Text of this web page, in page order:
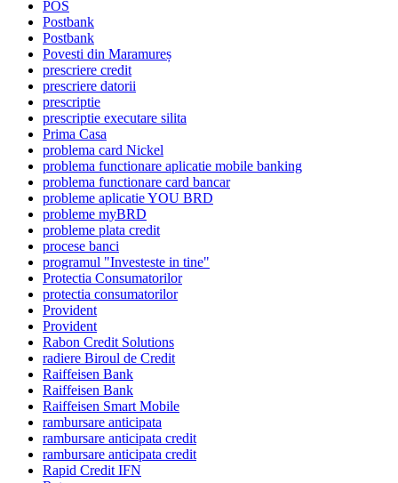
POS
Postbank
Postbank
Povesti din Maramureș
prescriere credit
prescriere datorii
prescriptie
prescriptie executare silita
Prima Casa
problema card Nickel
problema functionare aplicatie mobile banking
problema functionare card bancar
probleme aplicatie YOU BRD
probleme myBRD
probleme plata credit
procese banci
programul "Investeste in tine"
Protectia Consumatorilor
protectia consumatorilor
Provident
Provident
Rabon Credit Solutions
radiere Biroul de Credit
Raiffeisen Bank
Raiffeisen Bank
Raiffeisen Smart Mobile
rambursare anticipata
rambursare anticipata credit
rambursare anticipata credit
Rapid Credit IFN